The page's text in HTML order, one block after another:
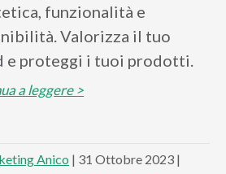
funzionalità e
Valorizza il tuo
e proteggi i tuoi prodotti.
a leggere >
Anico | 31 Ottobre 2023 |